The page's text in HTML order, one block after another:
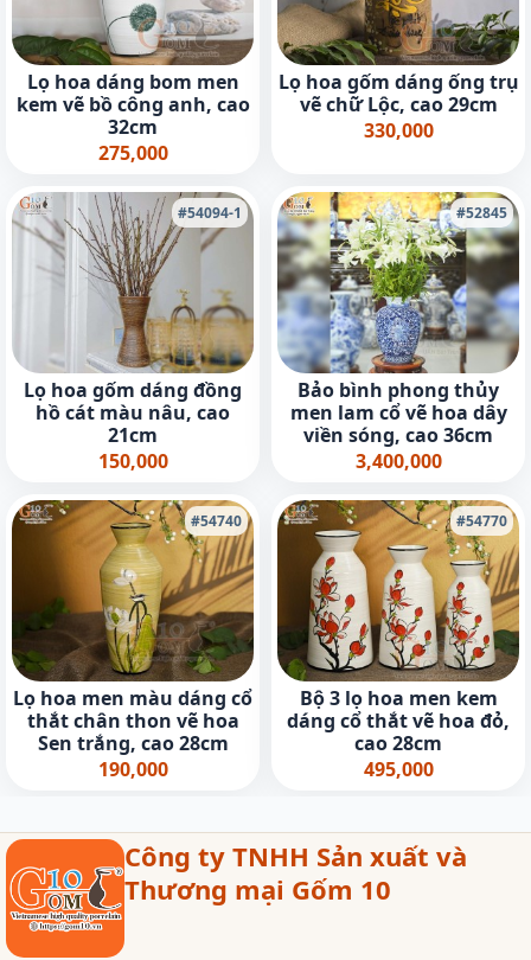
Lọ hoa dáng bom men
kem vẽ bồ công anh, cao
32cm
275,000
Lọ hoa gốm dáng ống trụ
vẽ chữ Lộc, cao 29cm
330,000
#54094-1
Lọ hoa gốm dáng đồng
hồ cát màu nâu, cao
21cm
150,000
#52845
Bảo bình phong thủy
men lam cổ vẽ hoa dây
viền sóng, cao 36cm
3,400,000
#54740
Lọ hoa men màu dáng cổ
thắt chân thon vẽ hoa
Sen trắng, cao 28cm
190,000
#54770
Bộ 3 lọ hoa men kem
dáng cổ thắt vẽ hoa đỏ,
cao 28cm
495,000
Công ty TNHH Sản xuất và
Thương mại Gốm 10